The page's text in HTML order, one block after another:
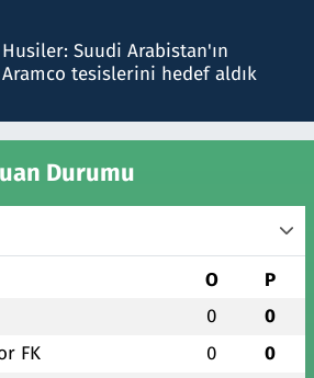
Husiler: Suudi Arabistan'ın
Aramco tesislerini hedef aldık
Durumu
O P
0 0
FK 0 0